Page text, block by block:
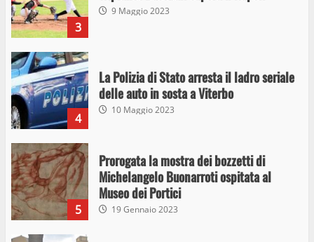
3
9 Maggio 2023
4
La Polizia di Stato arresta il ladro seriale
delle auto in sosta a Viterbo
10 Maggio 2023
5
Prorogata la mostra dei bozzetti di
Michelangelo Buonarroti ospitata al
Museo dei Portici
19 Gennaio 2023